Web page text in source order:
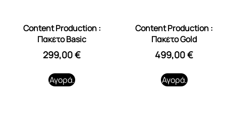
Content Production :
Πακέτο Basic
299,00€
Αγορά.
Content Production :
Πακέτο Gold
499,00€
Αγορά.